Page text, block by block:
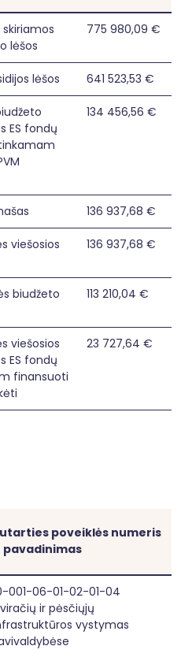
įrengiant
takų.
horizontaliesiems
–
jokių pagrindų,
ir darni plėtra,
teisės aktams. Projektas
nustatytiems
ir atitinkamų Europos
teisių chartijos nuostatų
lėšos
775 980,09 €
lėšos 641 523,53 €
ES fondų
134 456,56 €
136 937,68 €
viešosios
136 937,68 €
biudžeto
113 210,04 €
viešosios
ES fondų
finansuoti
23 727,64 €
poveiklės numeris
pavadinimas
001-06-01-02-01-04
ir pėsčiųjų
vystymas